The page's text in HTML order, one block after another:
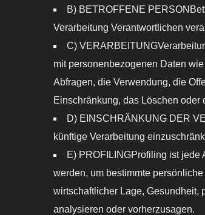
B) BETROFFENE
Verarbeitung Verantwortlichen
C)
mit personenbezogenen Daten
Abfragen, die Verwendung, die
Einschränkung, das Löschen oder
D) EINSCHRÄNKUNG DER
künftige Verarbeitung
E) PROFILINGProfiling ist
werden, um bestimmte
wirtschaftlicher Lage, Gesundheit,
analysieren oder vorherzusagen.